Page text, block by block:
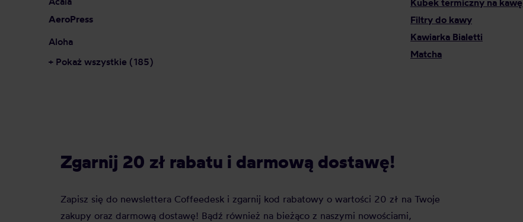
AeroPress
Aloha
+ Pokaż wszystkie (185)
Kubek termiczny na kawę
Filtry do kawy
Kawiarka Bialetti
Matcha
Zgarnij 20 zł rabatu i darmową dostawę!
Zapisz się do newslettera Coffeedesk i zgarnij kod rabatowy o wartości 20 zł na Twoje
zakupy oraz darmową dostawę! Bądź również na bieżąco z naszymi nowościami,